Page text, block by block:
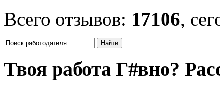
Всего отзывов: 17106,
Твоя работа Г#вно?